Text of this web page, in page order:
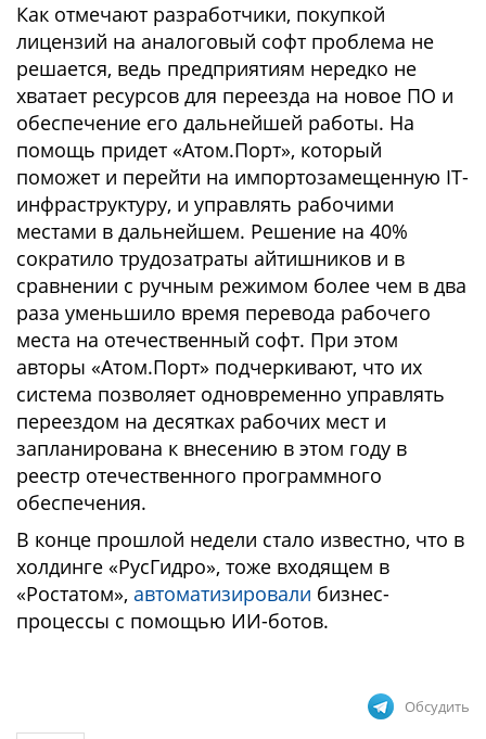
Как отмечают разработчики, покупкой
лицензий на аналоговый софт проблема не
решается, ведь предприятиям нередко не
хватает ресурсов для переезда на новое ПО и
обеспечение его дальнейшей работы. На
помощь придет «Атом.Порт», который
поможет и перейти на импортозамещенную IT-
инфраструктуру, и управлять рабочими
местами в дальнейшем. Решение на 40%
сократило трудозатраты айтишников и в
сравнении с ручным режимом более чем в два
раза уменьшило время перевода рабочего
места на отечественный софт. При этом
авторы «Атом.Порт» подчеркивают, что их
система позволяет одновременно управлять
переездом на десятках рабочих мест и
запланирована к внесению в этом году в
реестр отечественного программного
обеспечения.
В конце прошлой недели стало известно, что в
холдинге «РусГидро», тоже входящем в
«Ростатом», автоматизировали бизнес-
процессы с помощью ИИ-ботов.
Обсудить